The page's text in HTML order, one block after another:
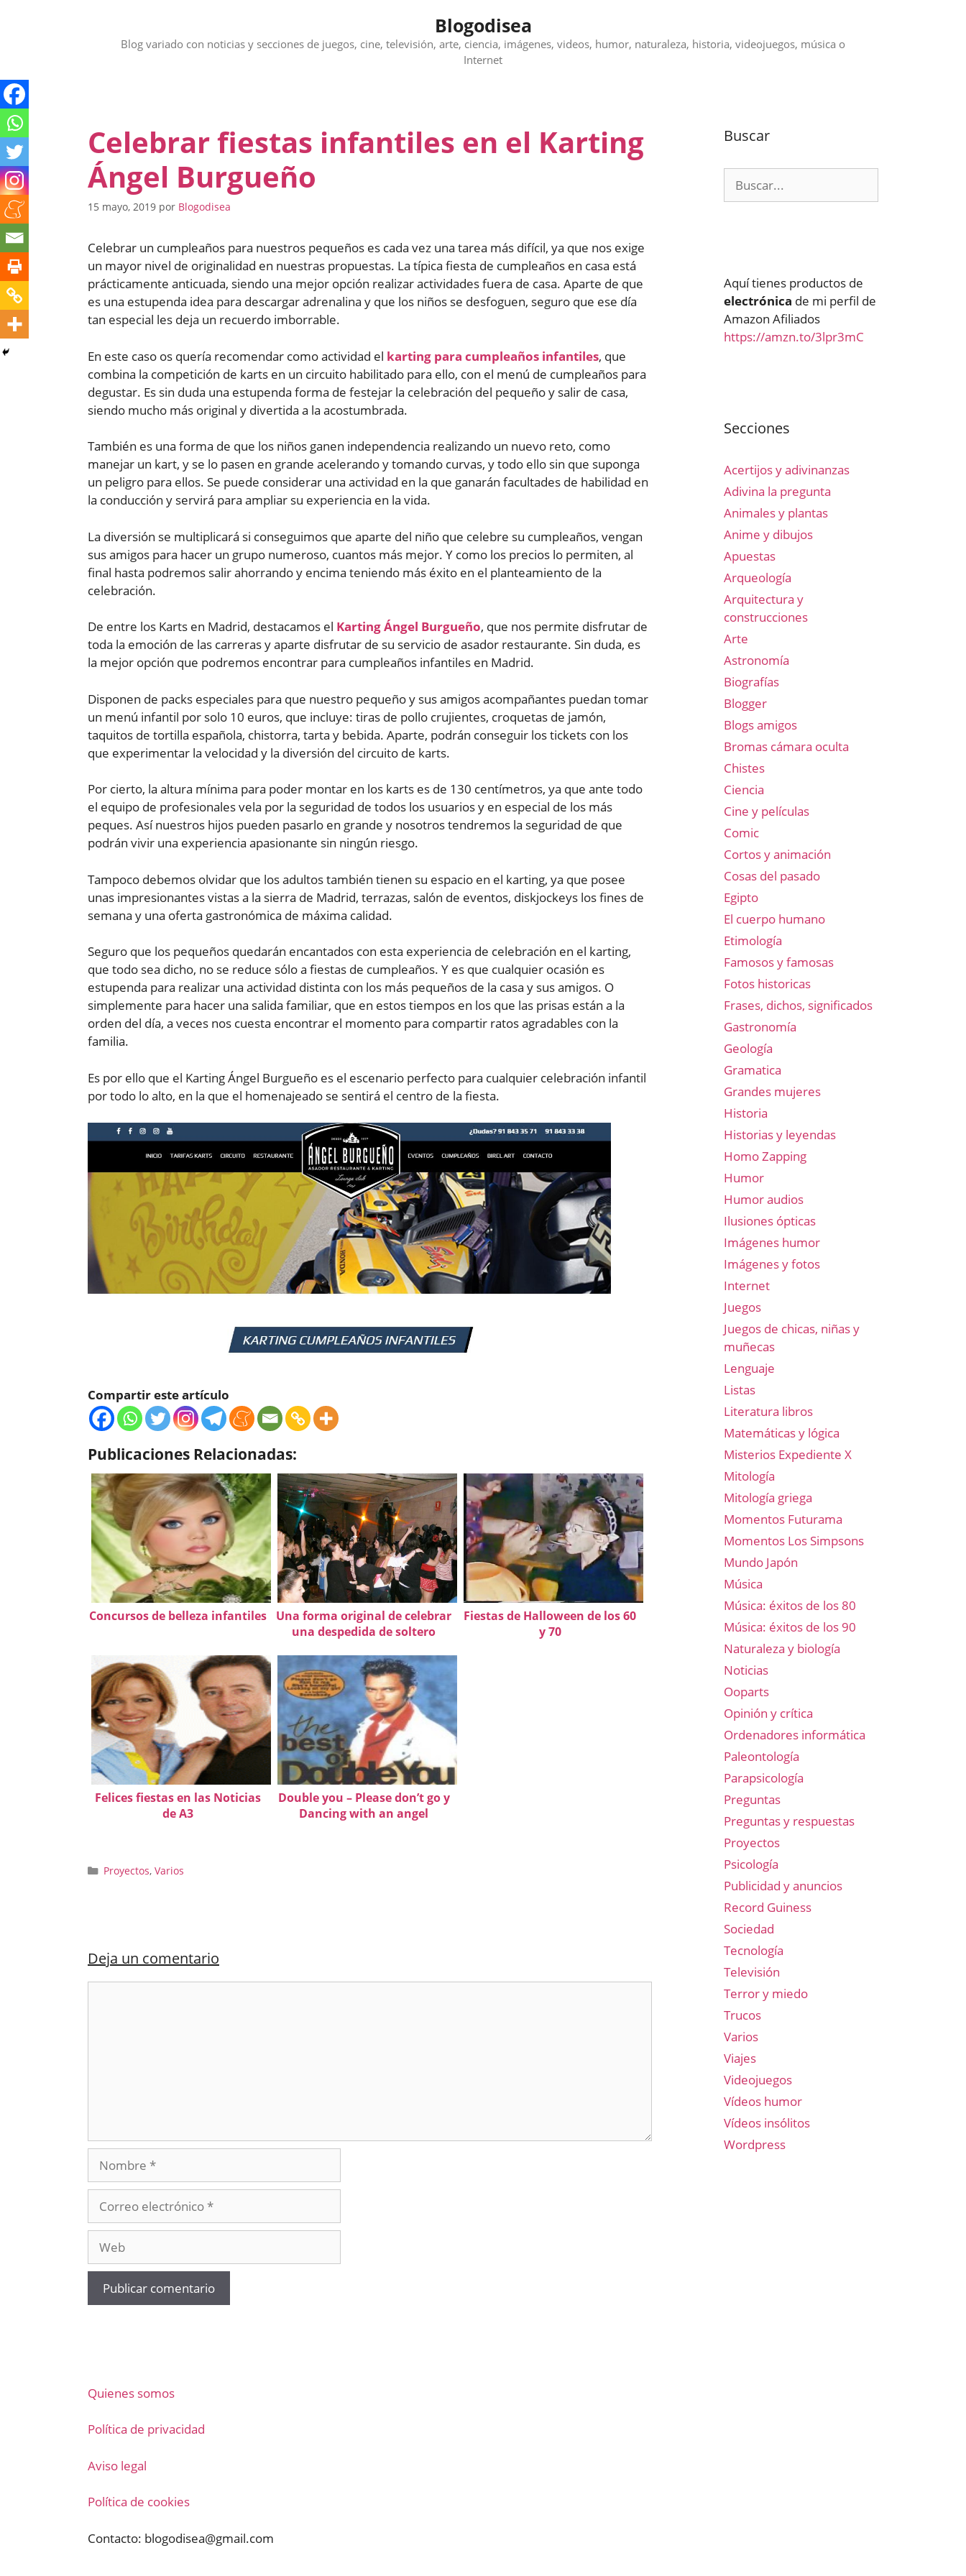
Blogodisea
Blog variado con noticias y secciones de juegos, cine, televisión, arte, ciencia, imágenes, videos, humor, naturaleza, historia, videojuegos, música o
Internet
Celebrar fiestas infantiles en el Karting
Ángel Burgueño
15 mayo, 2019 por Blogodisea
Celebrar un cumpleaños para nuestros pequeños es cada vez una tarea más difícil, ya que nos exige
un mayor nivel de originalidad en nuestras propuestas. La típica fiesta de cumpleaños en casa está
prácticamente anticuada, siendo una mejor opción realizar actividades fuera de casa. Aparte de que
es una estupenda idea para descargar adrenalina y que los niños se desfoguen, seguro que ese día
tan especial les deja un recuerdo imborrable.
En este caso os quería recomendar como actividad el karting para cumpleaños infantiles, que
combina la competición de karts en un circuito habilitado para ello, con el menú de cumpleaños para
degustar. Es sin duda una estupenda forma de festejar la celebración del pequeño y salir de casa,
siendo mucho más original y divertida a la acostumbrada.
También es una forma de que los niños ganen independencia realizando un nuevo reto, como
manejar un kart, y se lo pasen en grande acelerando y tomando curvas, y todo ello sin que suponga
un peligro para ellos. Se puede considerar una actividad en la que ganarán facultades de habilidad en
la conducción y servirá para ampliar su experiencia en la vida.
La diversión se multiplicará si conseguimos que aparte del niño que celebre su cumpleaños, vengan
sus amigos para hacer un grupo numeroso, cuantos más mejor. Y como los precios lo permiten, al
final hasta podremos salir ahorrando y encima teniendo más éxito en el planteamiento de la
celebración.
De entre los Karts en Madrid, destacamos el Karting Ángel Burgueño, que nos permite disfrutar de
toda la emoción de las carreras y aparte disfrutar de su servicio de asador restaurante. Sin duda, es
la mejor opción que podremos encontrar para cumpleaños infantiles en Madrid.
Disponen de packs especiales para que nuestro pequeño y sus amigos acompañantes puedan tomar
un menú infantil por solo 10 euros, que incluye: tiras de pollo crujientes, croquetas de jamón,
taquitos de tortilla española, chistorra, tarta y bebida. Aparte, podrán conseguir los tickets con los
que experimentar la velocidad y la diversión del circuito de karts.
Por cierto, la altura mínima para poder montar en los karts es de 130 centímetros, ya que ante todo
el equipo de profesionales vela por la seguridad de todos los usuarios y en especial de los más
peques. Así nuestros hijos pueden pasarlo en grande y nosotros tendremos la seguridad de que
podrán vivir una experiencia apasionante sin ningún riesgo.
Tampoco debemos olvidar que los adultos también tienen su espacio en el karting, ya que posee
unas impresionantes vistas a la sierra de Madrid, terrazas, salón de eventos, diskjockeys los fines de
semana y una oferta gastronómica de máxima calidad.
Seguro que los pequeños quedarán encantados con esta experiencia de celebración en el karting,
que todo sea dicho, no se reduce sólo a fiestas de cumpleaños. Y es que cualquier ocasión es
estupenda para realizar una actividad distinta con los más pequeños de la casa y sus amigos. O
simplemente para hacer una salida familiar, que en estos tiempos en los que las prisas están a la
orden del día, a veces nos cuesta encontrar el momento para compartir ratos agradables con la
familia.
Es por ello que el Karting Ángel Burgueño es el escenario perfecto para cualquier celebración infantil
por todo lo alto, en la que el homenajeado se sentirá el centro de la fiesta.
Compartir este artículo
Publicaciones Relacionadas:
Concursos de belleza infantiles
Una forma original de celebrar
una despedida de soltero
Fiestas de Halloween de los 60
y 70
Felices fiestas en las Noticias
de A3
Double you – Please don’t go y
Dancing with an angel
Categorías
Proyectos, Varios
Deja un comentario
Nombre
electrónico
Buscar
Aquí tienes productos de
electrónica de mi perfil de
Amazon Afiliados
https://amzn.to/3lpr3mC
Secciones
Acertijos y adivinanzas
Adivina la pregunta
Animales y plantas
Anime y dibujos
Apuestas
Arqueología
Arquitectura y
construcciones
Arte
Astronomía
Biografías
Blogger
Blogs amigos
Bromas cámara oculta
Chistes
Ciencia
Cine y películas
Comic
Cortos y animación
Cosas del pasado
Egipto
El cuerpo humano
Etimología
Famosos y famosas
Fotos historicas
Frases, dichos, significados
Gastronomía
Geología
Gramatica
Grandes mujeres
Historia
Historias y leyendas
Homo Zapping
Humor
Humor audios
Ilusiones ópticas
Imágenes humor
Imágenes y fotos
Internet
Juegos
Juegos de chicas, niñas y
muñecas
Lenguaje
Listas
Literatura libros
Matemáticas y lógica
Misterios Expediente X
Mitología
Mitología griega
Momentos Futurama
Momentos Los Simpsons
Mundo Japón
Música
Música: éxitos de los 80
Música: éxitos de los 90
Naturaleza y biología
Noticias
Ooparts
Opinión y crítica
Ordenadores informática
Paleontología
Parapsicología
Preguntas
Preguntas y respuestas
Proyectos
Psicología
Publicidad y anuncios
Record Guiness
Sociedad
Tecnología
Televisión
Terror y miedo
Trucos
Varios
Viajes
Videojuegos
Vídeos humor
Vídeos insólitos
Wordpress
Quienes somos
Política de privacidad
Aviso legal
Política de cookies
Contacto: blogodisea@gmail.com